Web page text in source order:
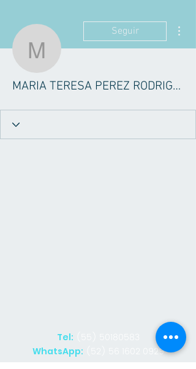
MARIA
Seguir
MARIA TERESA PEREZ RODRIGUEZ
Tel:
WhatsApp: (52) 56 1602 0929